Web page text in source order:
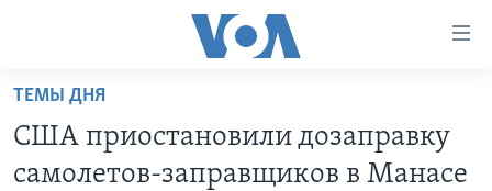
Перейти
основной
контент
ПРОГРАММЫ
ТЕМЫ ДНЯ
США приостановили дозаправку
самолетов-заправщиков в Манасе